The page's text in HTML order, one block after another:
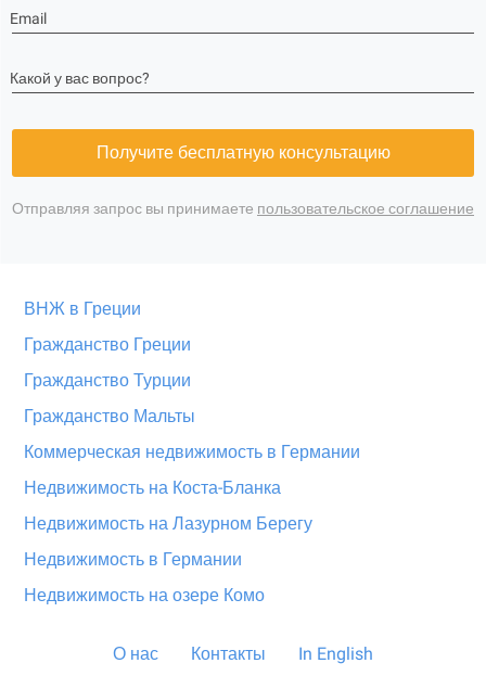
Email
Какой у вас вопрос?
Получите бесплатную консультацию
Отправляя запрос вы принимаете пользовательское соглашение
ВНЖ в Греции
Гражданство Греции
Гражданство Турции
Гражданство Мальты
Коммерческая недвижимость в Германии
Недвижимость на Коста-Бланка
Недвижимость на Лазурном Берегу
Недвижимость в Германии
Недвижимость на озере Комо
О нас Контакты In English